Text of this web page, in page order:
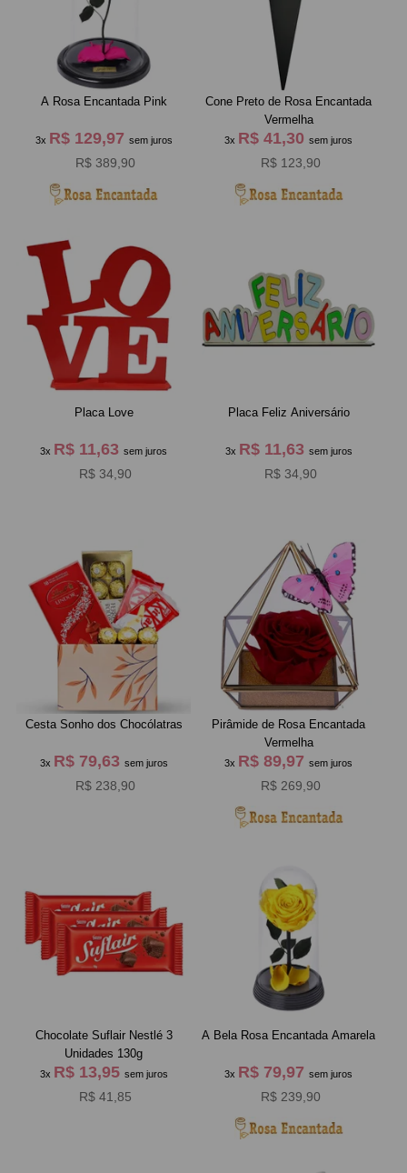
A Rosa Encantada Pink
3x R$ 129,97 sem juros
R$ 389,90
Cone Preto de Rosa Encantada
Vermelha
3x R$ 41,30sem juros
R$ 123,90
Placa Love
3x R$ 11,63sem juros
R$ 34,90
Placa Feliz Aniversário
3x R$ 11,63 sem juros
R$ 34,90
Cesta Sonho dos Chocólatras
3x R$ 79,63 sem juros
R$ 238,90
Pirâmide de Rosa Encantada
Vermelha
3x R$ 89,97sem juros
R$ 269,90
Chocolate Suflair Nestlé 3
Unidades 130g
3x R$ 13,95 sem juros
R$ 41,85
A Bela Rosa Encantada Amarela
3x R$ 79,97sem juros
R$ 239,90